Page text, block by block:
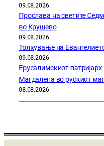
09.08.2026
Прослава на светите
во Крушево
09.08.2026
Толкување на
09.08.2026
Ерусалимскиот
Магдалена во рускиот
08.08.2026